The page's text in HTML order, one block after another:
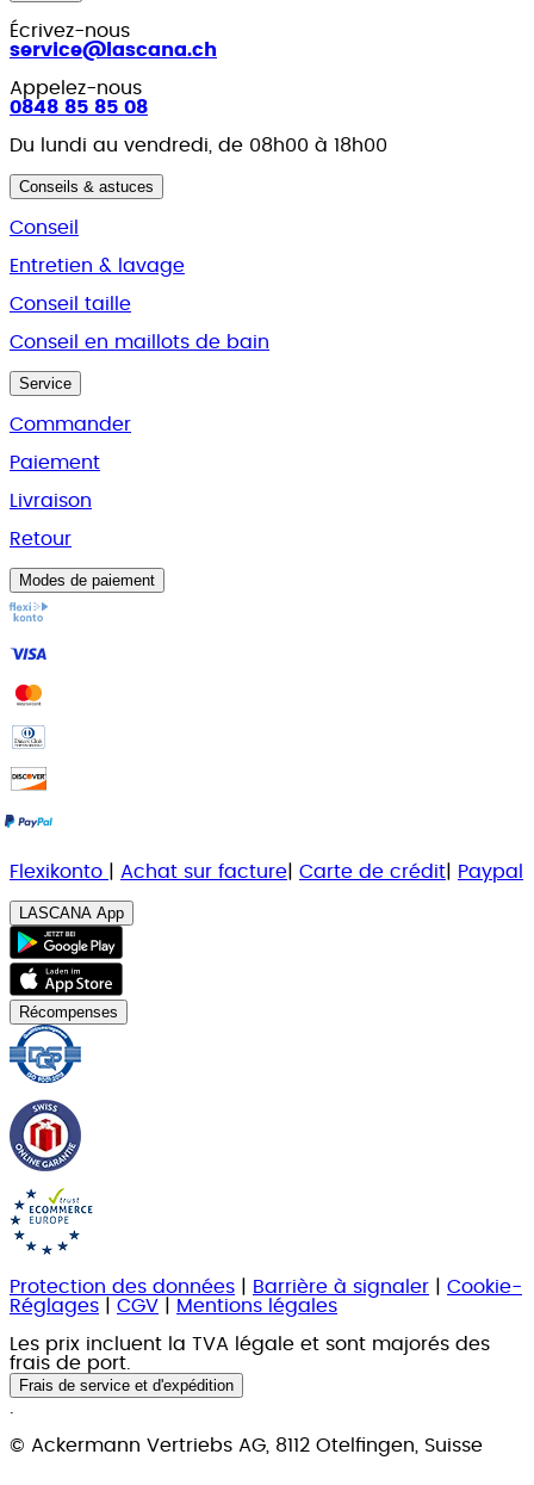
Écrivez-nous
service@lascana.ch
Appelez-nous
0848 85 85 08
Du lundi au vendredi, de 08h00 à 18h00
Conseils & astuces
Conseil
Entretien & lavage
Conseil taille
Conseil en maillots de bain
Service
Commander
Paiement
Livraison
Retour
Modes de paiement
Flexikonto Achat sur facture Carte de crédit Paypal
LASCANA App
Récompenses
Protection des données Barrière à signaler
Cookie-
Réglages
CGV
Mentions légales
Les prix incluent la TVA légale et sont majorés des
frais de port.
Frais de service et d'expédition
© Ackermann Vertriebs AG, 8112 Otelfingen, Suisse